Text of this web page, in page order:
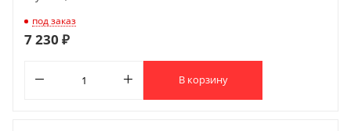
под заказ
7 230 ₽
В корзину